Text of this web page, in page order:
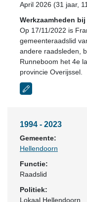
April 2026 (31 jaar,
Werkzaamheden
Op 17/11/2022 is
gemeenteraadslid
andere raadsleden,
Runneboom het 4e
provincie Overijssel.
1994 - 2023
Gemeente:
Hellendoorn
Functie:
Raadslid
Politiek:
Lokaal Hellendoorn